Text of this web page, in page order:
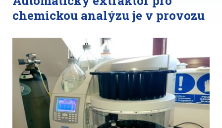
chemickou analýzu je v provozu